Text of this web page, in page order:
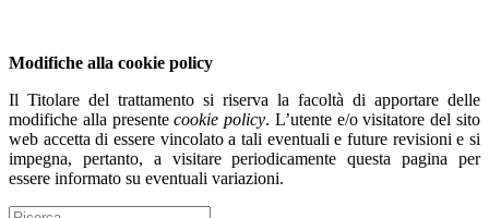
Modifiche alla cookie policy
Il Titolare del trattamento si riserva la facoltà di apportare delle
modifiche alla presentecookie policy. L’utente e/o visitatore del sito
web accetta di essere vincolato a tali eventuali e future revisioni e si
impegna, pertanto, a visitare periodicamente questa pagina per
essere informato su eventuali variazioni.